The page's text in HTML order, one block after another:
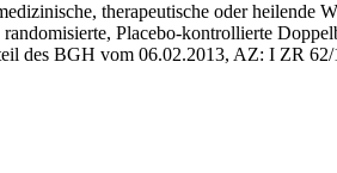
therapeutische oder heilende
Placebo-kontrollierte
des BGH vom 06.02.2013, AZ: I ZR